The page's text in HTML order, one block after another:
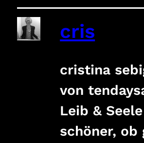
cris
cristina
von
Leib &
schöner,